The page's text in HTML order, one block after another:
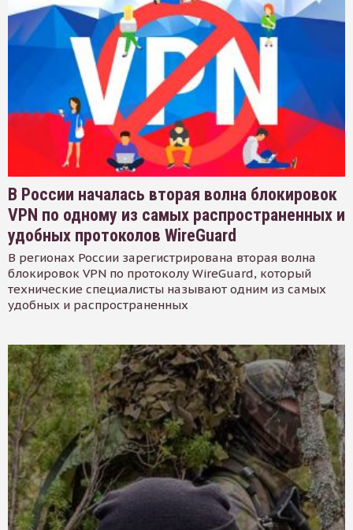
В России началась вторая волна блокировок
VPN по одному из самых распространенных и
удобных протоколов WireGuard
В регионах России зарегистрирована вторая волна
блокировок VPN по протоколу WireGuard, который
технические специалисты называют одним из самых
удобных и распространенных